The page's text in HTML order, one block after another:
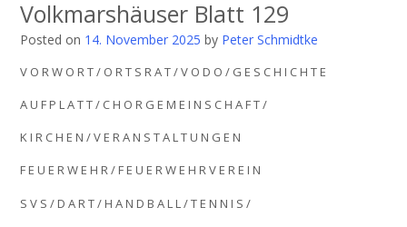
Volkmarshäuser Blatt 129
Posted on 14. November 2025 by Peter Schmidtke
V O R W O R T / O R T S R A T / V O D O / G E S C H I C H T E
A U F P L A T T / C H O R G E M E I N S C H A F T /
K I R C H E N / V E R A N S T A L T U N G E N
F E U E R W E H R / F E U E R W E H R V E R E I N
S V S / D A R T / H A N D B A L L / T E N N I S /